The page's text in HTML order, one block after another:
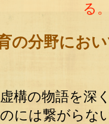
る
の分野にお
構の物語を深
には繋がらな